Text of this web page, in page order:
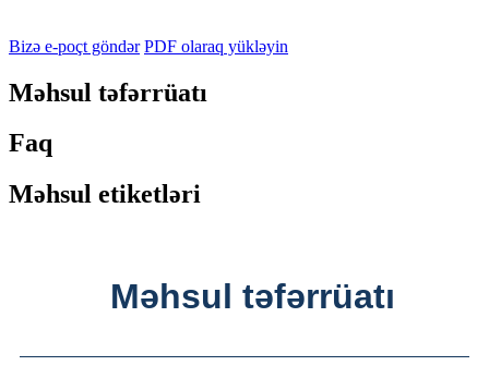
Bizə e-poçt göndər PDF olaraq yükləyin
Məhsul təfərrüatı
Faq
Məhsul etiketləri
Məhsul təfərrüatı